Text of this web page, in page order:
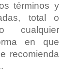
términos y
total o
cualquier
en que
recomienda